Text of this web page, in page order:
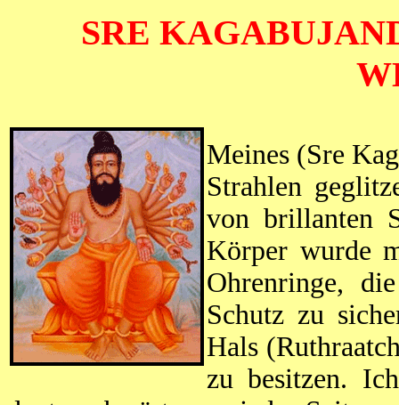
SRE
Meines (Sre
Strahlen
von brillanten
Körper wurde
Ohrenringe,
Schutz zu
Hals
zu besitzen.